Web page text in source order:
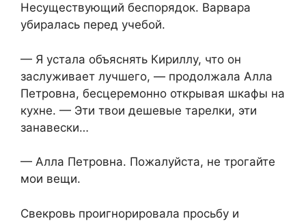
Несуществующий беспорядок. Варвара
убиралась перед учебой.
— Я устала объяснять Кириллу, что он
заслуживает лучшего, — продолжала Алла
Петровна, бесцеремонно открывая шкафы на
кухне. — Эти твои дешевые тарелки, эти
занавески…
— Алла Петровна. Пожалуйста, не трогайте
мои вещи.
Свекровь проигнорировала просьбу и